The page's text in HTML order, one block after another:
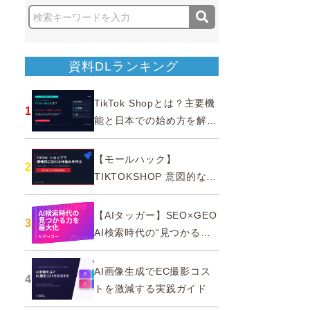
資料DLランキング
1
TikTok Shopとは？主要機
能と日本での始め方を解説
｜公式認定パートナー
2
【モールハック】
TIKTOKSHOP 意図的なバ
ズを生む法則
3
【AIタッガー】SEO×GEO
AI検索時代の“見つかる
力”を最大化
4
AI画像生成でEC撮影コス
トを激減する実践ガイド